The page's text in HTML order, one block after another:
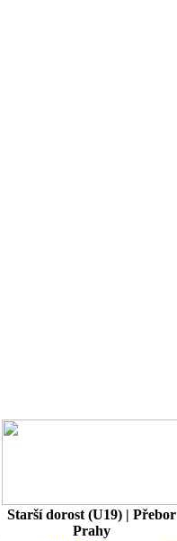
s námi online...
Starší dorost (U19) | Přebor
Prahy